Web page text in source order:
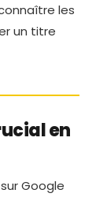
les
un titre
en
Google